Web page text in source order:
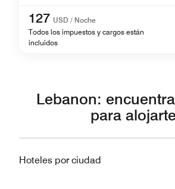
127 USD / Noche
Todos los impuestos y cargos están
incluidos
Lebanon:
para
Hoteles por ciudad